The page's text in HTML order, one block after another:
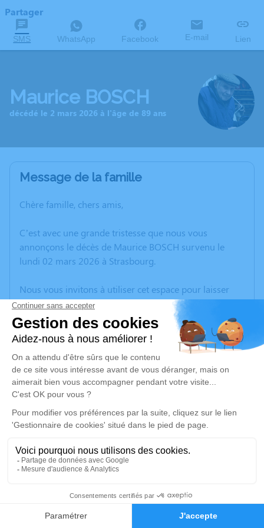
Faire-part Hommages
Partager
SMS WhatsApp Facebook E-mail Lien
Maurice BOSCH
décédé le 2 mars 2026 à l'âge de 89 ans
Message de la famille
Chère famille, chers amis,
C’est avec une grande tristesse que nous vous
annonçons le décès de Maurice BOSCH survenu le
lundi 02 mars 2026 à Strasbourg.
Nous vous invitons à utiliser cet espace pour laisser
vos condoléances, partager des photos souvenirs, une
anecdote ou exprimer vos pensées à travers des
poèmes ou des textes. Cet endroit est un lieu
d'expression dédié à honorer la mémoire de Maurice
BOSCH.
Cérémonie religieuse
Église Saint Etienne de Rosheim
58 Rue du Gén de Gaulle
Je rends hommage